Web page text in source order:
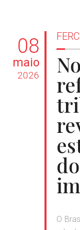
08
maio
2026
O